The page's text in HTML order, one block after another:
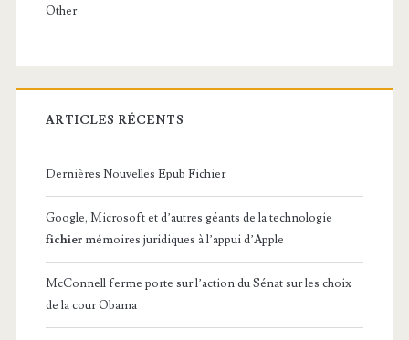
Other
ARTICLES RÉCENTS
Dernières Nouvelles Epub Fichier
Google, Microsoft et d’autres géants de la technologie
fichier mémoires juridiques à l’appui d’Apple
McConnell ferme porte sur l’action du Sénat sur les choix
de la cour Obama